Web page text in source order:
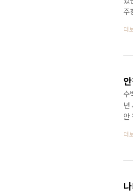
주
반
가
더
수
년
안
의
못
더